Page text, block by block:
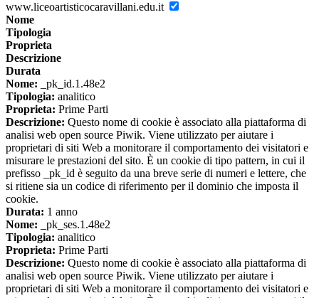
www.liceoartisticocaravillani.edu.it
Nome
Tipologia
Proprieta
Descrizione
Durata
Nome: _pk_id.1.48e2
Tipologia: analitico
Proprieta: Prime Parti
Descrizione: Questo nome di cookie è associato alla piattaforma di
analisi web open source Piwik. Viene utilizzato per aiutare i
proprietari di siti Web a monitorare il comportamento dei visitatori e
misurare le prestazioni del sito. È un cookie di tipo pattern, in cui il
prefisso _pk_id è seguito da una breve serie di numeri e lettere, che
si ritiene sia un codice di riferimento per il dominio che imposta il
cookie.
Durata: 1 anno
Nome: _pk_ses.1.48e2
Tipologia: analitico
Proprieta: Prime Parti
Descrizione: Questo nome di cookie è associato alla piattaforma di
analisi web open source Piwik. Viene utilizzato per aiutare i
proprietari di siti Web a monitorare il comportamento dei visitatori e